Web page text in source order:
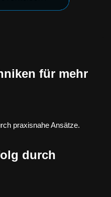
für mehr
praxisnahe Ansätze.
durch